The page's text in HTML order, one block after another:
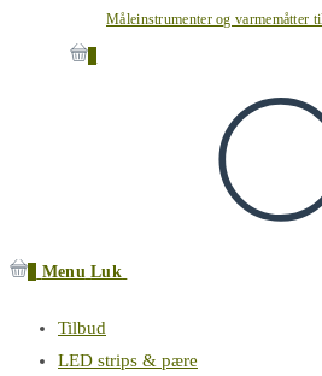
Måleinstrumenter og varmemåtter
Menu Luk
Tilbud
LED strips & pære